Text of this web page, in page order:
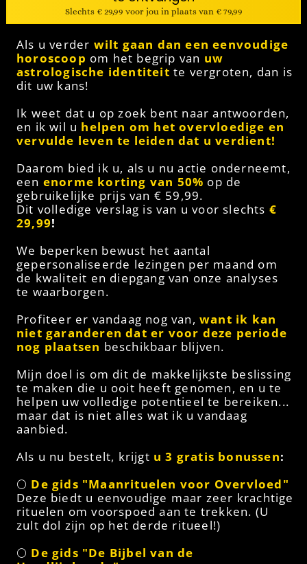
Slechts € 29,99 voor jou in plaats van € 79,99
Als u verder wilt gaan dan een eenvoudige
horoscoop om het begrip van uw
astrologische identiteit te vergroten, dan is
dit uw kans!
Ik weet dat u op zoek bent naar antwoorden,
en ik wil u helpen om het overvloedige en
vervulde leven te leiden dat u verdient!
Daarom bied ik u, als u nu actie onderneemt,
een enorme korting van 50% op de
gebruikelijke prijs van € 59,99.
Dit volledige verslag is van u voor slechts €
29,99!
We beperken bewust het aantal
gepersonaliseerde lezingen per maand om
de kwaliteit en diepgang van onze analyses
te waarborgen.
Profiteer er vandaag nog van, want ik kan
niet garanderen dat er voor deze periode
nog plaatsen beschikbaar blijven.
Mijn doel is om dit de makkelijkste beslissing
te maken die u ooit heeft genomen, en u te
helpen uw volledige potentieel te bereiken...
maar dat is niet alles wat ik u vandaag
aanbied.
Als u nu bestelt, krijgt u 3 gratis bonussen:
🌕 De gids "Maanrituelen voor Overvloed"
Deze biedt u eenvoudige maar zeer krachtige
rituelen om voorspoed aan te trekken. (U
zult dol zijn op het derde ritueel!)
🌕 De gids "De Bijbel van de